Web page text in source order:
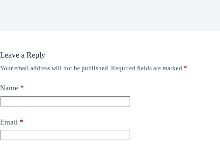
Leave a Reply
Your email address will not be published. Required fields are marked *
Name *
Email *